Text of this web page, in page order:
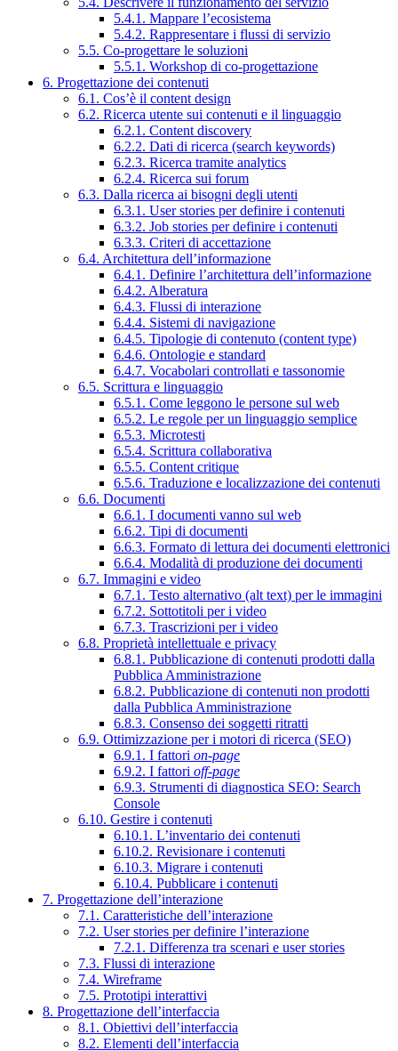
5.4.1. Mappare l’ecosistema
5.4.2. Rappresentare i flussi di servizio
5.5. Co-progettare le soluzioni
5.5.1. Workshop di co-progettazione
6. Progettazione dei contenuti
6.1. Cos’è il content design
6.2. Ricerca utente sui contenuti e il linguaggio
6.2.1. Content discovery
6.2.2. Dati di ricerca (search keywords)
6.2.3. Ricerca tramite analytics
6.2.4. Ricerca sui forum
6.3. Dalla ricerca ai bisogni degli utenti
6.3.1. User stories per definire i contenuti
6.3.2. Job stories per definire i contenuti
6.3.3. Criteri di accettazione
6.4. Architettura dell’informazione
6.4.1. Definire l’architettura dell’informazione
6.4.2. Alberatura
6.4.3. Flussi di interazione
6.4.4. Sistemi di navigazione
6.4.5. Tipologie di contenuto (content type)
6.4.6. Ontologie e standard
6.4.7. Vocabolari controllati e tassonomie
6.5. Scrittura e linguaggio
6.5.1. Come leggono le persone sul web
6.5.2. Le regole per un linguaggio semplice
6.5.3. Microtesti
6.5.4. Scrittura collaborativa
6.5.5. Content critique
6.5.6. Traduzione e localizzazione dei contenuti
6.6. Documenti
6.6.1. I documenti vanno sul web
6.6.2. Tipi di documenti
6.6.3. Formato di lettura dei documenti elettronici
6.6.4. Modalità di produzione dei documenti
6.7. Immagini e video
6.7.1. Testo alternativo (alt text) per le immagini
6.7.2. Sottotitoli per i video
6.7.3. Trascrizioni per i video
6.8. Proprietà intellettuale e privacy
6.8.1. Pubblicazione di contenuti prodotti dalla
Pubblica Amministrazione
6.8.2. Pubblicazione di contenuti non prodotti
dalla Pubblica Amministrazione
6.8.3. Consenso dei soggetti ritratti
6.9. Ottimizzazione per i motori di ricerca (SEO)
6.9.1. I fattori on-page
6.9.2. I fattori off-page
6.9.3. Strumenti di diagnostica SEO: Search
Console
6.10. Gestire i contenuti
6.10.1. L’inventario dei contenuti
6.10.2. Revisionare i contenuti
6.10.3. Migrare i contenuti
6.10.4. Pubblicare i contenuti
7. Progettazione dell’interazione
7.1. Caratteristiche dell’interazione
7.2. User stories per definire l’interazione
7.2.1. Differenza tra scenari e user stories
7.3. Flussi di interazione
7.4. Wireframe
7.5. Prototipi interattivi
8. Progettazione dell’interfaccia
8.1. Obiettivi dell’interfaccia
8.2. Elementi dell’interfaccia